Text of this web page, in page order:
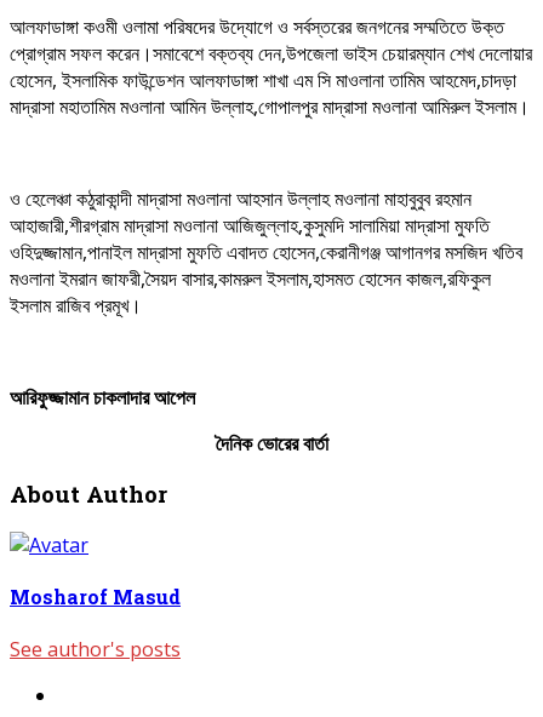
আলফাডাঙ্গা কওমী ওলামা পরিষদের উদ্যোগে ও সর্বস্তরের জনগনের সম্মতিতে উক্ত
প্রোগ্রাম সফল করেন।সমাবেশে বক্তব্য দেন,উপজেলা ভাইস চেয়ারম্যান শেখ দেলোয়ার
হোসেন, ইসলামিক ফাউন্ডেশন আলফাডাঙ্গা শাখা এম সি মাওলানা তামিম আহমেদ,চাদড়া
মাদ্রাসা মহাতামিম মওলানা আমিন উল্লাহ,গোপালপুর মাদ্রাসা মওলানা আমিরুল ইসলাম।
ও হেলেঞ্চা কঠুরাকান্দী মাদ্রাসা মওলানা আহসান উল্লাহ মওলানা মাহাবুবুব রহমান
আহাজারী,শীরগ্রাম মাদ্রাসা মওলানা আজিজুল্লাহ,কুসুমদি সালামিয়া মাদ্রাসা মুফতি
ওহিদুজ্জামান,পানাইল মাদ্রাসা মুফতি এবাদত হোসেন,কেরানীগঞ্জ আগানগর মসজিদ খতিব
মওলানা ইমরান জাফরী,সৈয়দ বাসার,কামরুল ইসলাম,হাসমত হোসেন কাজল,রফিকুল
ইসলাম রাজিব প্রমূখ।
আরিফুজ্জামানচাকলাদারআপেল
দৈনিক ভোরের বার্তা
About Author
Mosharof Masud
See author's posts